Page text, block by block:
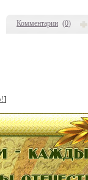
Комментарии (0)
]